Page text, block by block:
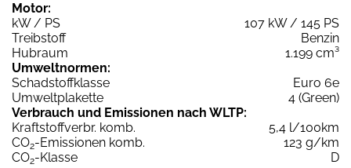
Motor:
kW / PS
107 kW / 145 PS
Treibstoff
Benzin
Hubraum
1.199 cm³
Umweltnormen:
Schadstoffklasse
Euro 6e
Umweltplakette
4 (Green)
Verbrauch und Emissionen nach WLTP:
Kraftstoffverbr. komb.
5,4 l/100km
CO2-Emissionen komb.
123 g/km
CO2-Klasse
D